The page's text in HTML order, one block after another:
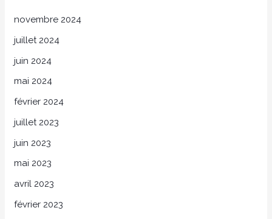
novembre 2024
juillet 2024
juin 2024
mai 2024
février 2024
juillet 2023
juin 2023
mai 2023
avril 2023
février 2023